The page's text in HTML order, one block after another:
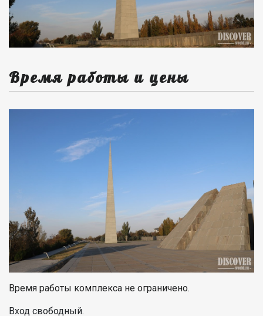
Время работы и цены
Время работы комплекса не ограничено.
Вход свободный.